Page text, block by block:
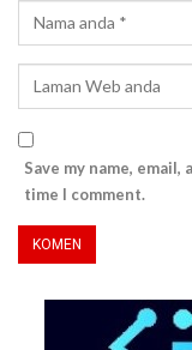
Save my name,
time I comment.